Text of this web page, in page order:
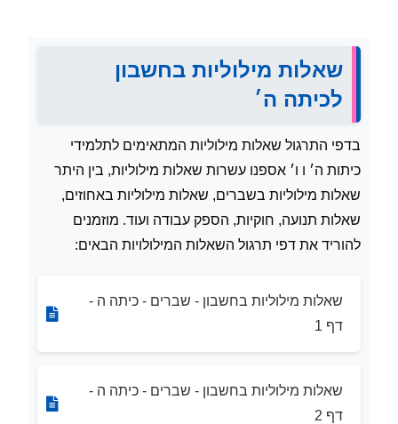
שאלות מילוליות בחשבון
לכיתה ה׳
בדפי התרגול שאלות מילוליות המתאימים לתלמידי
כיתות ה׳ ו ו׳ אספנו עשרות שאלות מילוליות, בין היתר
שאלות מילוליות בשברים, שאלות מילוליות באחוזים,
שאלות תנועה, חוקיות, הספק עבודה ועוד. מוזמנים
להוריד את דפי תרגול השאלות המילולויות הבאים:
שאלות מילוליות בחשבון - שברים - כיתה ה -
דף 1
שאלות מילוליות בחשבון - שברים - כיתה ה -
דף 2